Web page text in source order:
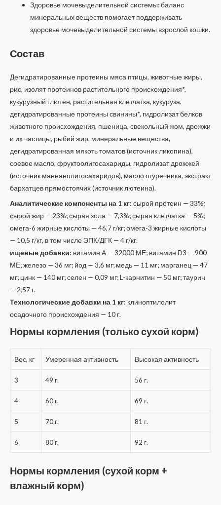
Здоровье мочевыделительной системы: баланс
минеральных веществ помогает поддерживать
здоровье мочевыделительной системы взрослой кошки.
Состав
Дегидратированные протеины мяса птицы, животные жиры,
рис, изолят протеинов растительного происхождения*,
кукурузный глютен, растительная клетчатка, кукуруза,
дегидратированные протеины свинины*, гидролизат белков
животного происхождения, пшеница, свекольный жом, дрожжи
и их частицы, рыбий жир, минеральные вещества,
дегидратированная мякоть томатов (источник ликопина),
соевое масло, фруктоолигосахариды, гидролизат дрожжей
(источник маннанолигосахаридов), масло огуречника, экстракт
бархатцев прямостоячих (источник лютеина).
Аналитические компоненты на 1 кг: сырой протеин — 33%;
сырой жир — 23%; сырая зола — 7,3%; сырая клетчатка — 5%;
омега-6 жирные кислоты — 46,7 г/кг; омега-3 жирные кислоты
— 10,5 г/кг, в том числе ЭПК/ДГК — 4 г/кг.
ищевые добавки: витамин A — 32000 МЕ; витамин D3 — 900
МЕ; железо — 36 мг; йод — 3,6 мг; медь — 11 мг; марганец — 47
мг; цинк — 140 мг; селен — 0,09 мг; L-карнитин — 50 мг; таурин
— 2,57 г.
Технологические добавки на 1 кг: клиноптилолит
осадочного происхождения — 10 г.
Нормы кормления (только сухой корм)
Вес, кг Умеренная активность Высокая активность
3 49 г. 56 г.
4 60 г. 69 г.
5 70 г. 81 г.
6 80 г. 92 г.
Нормы кормления (сухой корм +
влажный корм)